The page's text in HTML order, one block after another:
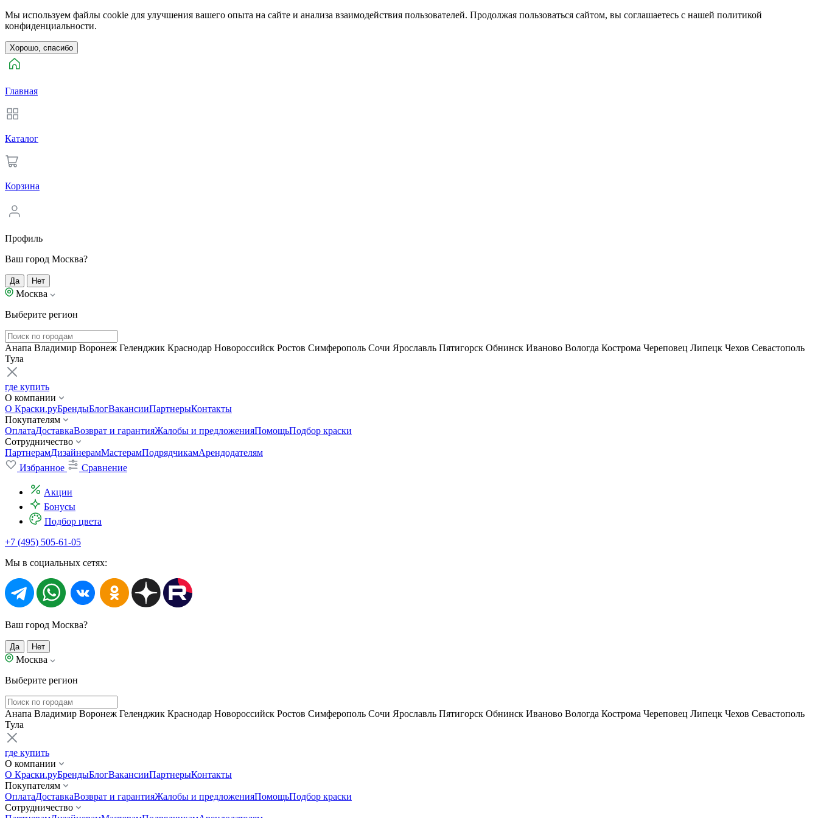
Мы используем файлы cookie для улучшения вашего опыта на сайте и анализа взаимодействия пользователей. Продолжая пользоваться сайтом, вы соглашаетесь с нашей политикой
конфиденциальности.
Хорошо, спасибо
Главная
Каталог
Корзина
Профиль
Ваш город Москва?
Да Нет
Москва
Выберите регион
Анапа Владимир Воронеж Геленджик Краснодар Новороссийск Ростов Симферополь Сочи Ярославль Пятигорск Обнинск Иваново Вологда Кострома Череповец Липецк Чехов Севастополь
Тула
где купить
О компании
О Краски.руБрендыБлогВакансииПартнерыКонтакты
Покупателям
ОплатаДоставкаВозврат и гарантияЖалобы и предложенияПомощьПодбор краски
Сотрудничество
ПартнерамДизайнерамМастерамПодрядчикамАрендодателям
Избранное
Сравнение
Акции
Бонусы
Подбор цвета
+7 (495) 505-61-05
Мы в социальных сетях:
Ваш город Москва?
Да Нет
Москва
Выберите регион
Анапа Владимир Воронеж Геленджик Краснодар Новороссийск Ростов Симферополь Сочи Ярославль Пятигорск Обнинск Иваново Вологда Кострома Череповец Липецк Чехов Севастополь
Тула
где купить
О компании
О Краски.руБрендыБлогВакансииПартнерыКонтакты
Покупателям
ОплатаДоставкаВозврат и гарантияЖалобы и предложенияПомощьПодбор краски
Сотрудничество